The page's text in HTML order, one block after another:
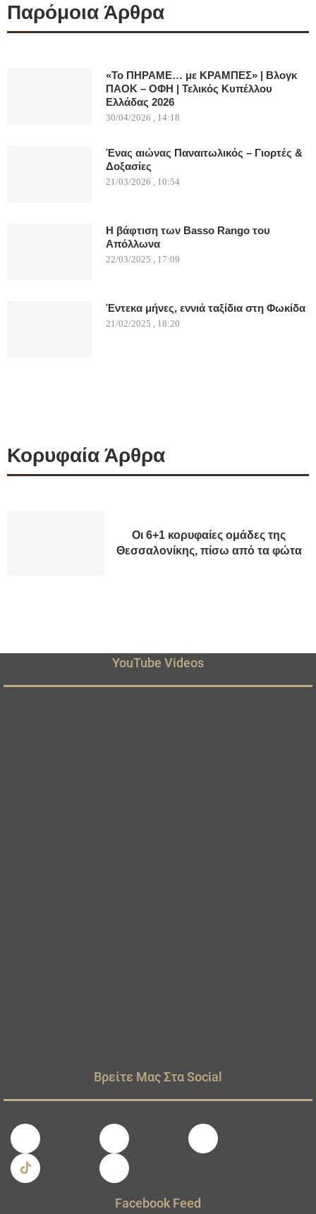
Παρόμοια Άρθρα
«Το ΠΗΡΑΜΕ… με ΚΡΑΜΠΕΣ» | Βλογκ
ΠΑΟΚ – ΟΦΗ | Τελικός Κυπέλλου
Ελλάδας 2026
30/04/2026 , 14:18
Ένας αιώνας Παναιτωλικός – Γιορτές &
Δοξασίες
21/03/2026 , 10:54
Η βάφτιση των Basso Rango του
Απόλλωνα
22/03/2025 , 17:09
Έντεκα μήνες, εννιά ταξίδια στη Φωκίδα
21/02/2025 , 18:20
Κορυφαία Άρθρα
Οι 6+1 κορυφαίες ομάδες της
Θεσσαλονίκης, πίσω από τα φώτα
YouTube Videos
Βρείτε Μας Στα Social
Facebook Feed